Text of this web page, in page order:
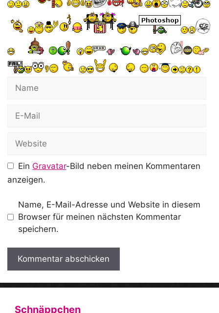
Name
Website
Ein Gravatar-Bild neben meinen Kommentaren
anzeigen.
Name, E-Mail-Adresse und Website in diesem
Browser für meinen nächsten Kommentar
speichern.
A
Schnäppchen